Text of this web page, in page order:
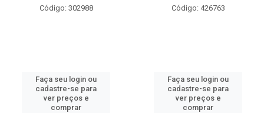
Código: 302988
Faça seu login ou
cadastre-se para
ver preços e
comprar
Código: 426763
Faça seu login ou
cadastre-se para
ver preços e
comprar